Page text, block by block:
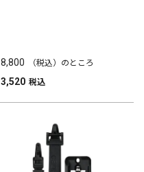
8,800 （税込）のところ
3,520 税込